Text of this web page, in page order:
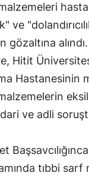
ve
gözaltına alındı.
Hitit
Hastanesinin
ve adli
tıbbi sarf